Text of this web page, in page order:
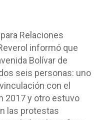
Relaciones
informó que
Bolívar de
seis personas: uno
con el
2017 y otro estuvo
las protestas